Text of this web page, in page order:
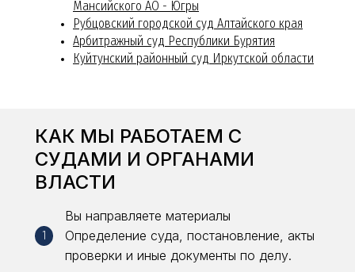
Мансийского АО - Югры
Рубцовский городской суд Алтайского края
Арбитражный суд Республики Бурятия
Куйтунский районный суд Иркутской области
КАК МЫ РАБОТАЕМ С
СУДАМИ И ОРГАНАМИ
ВЛАСТИ
1
Вы направляете материалы
Определение суда, постановление, акты
проверки и иные документы по делу.